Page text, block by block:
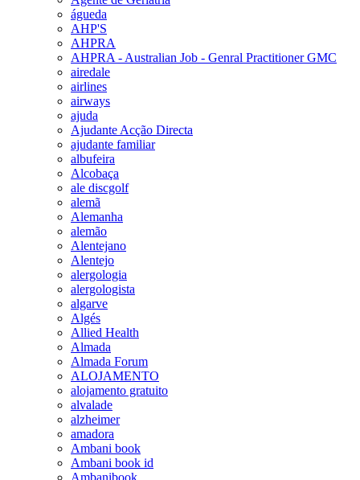
águeda
AHP'S
AHPRA
AHPRA - Australian Job - Genral Practitioner GMC
airedale
airlines
airways
ajuda
Ajudante Acção Directa
ajudante familiar
albufeira
Alcobaça
ale discgolf
alemã
Alemanha
alemão
Alentejano
Alentejo
alergologia
alergologista
algarve
Algés
Allied Health
Almada
Almada Forum
ALOJAMENTO
alojamento gratuito
alvalade
alzheimer
amadora
Ambani book
Ambani book id
Ambanibook